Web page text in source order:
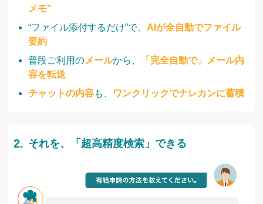
メモ”
“ファイル添付するだけ”で、 AIが全自動でファイル
要約
普段ご利用のメールから、
「完全自動で」メール内
容を転送
チャットの内容も、 ワンクリックでナレカンに蓄積
それを、「超高精度検索」できる